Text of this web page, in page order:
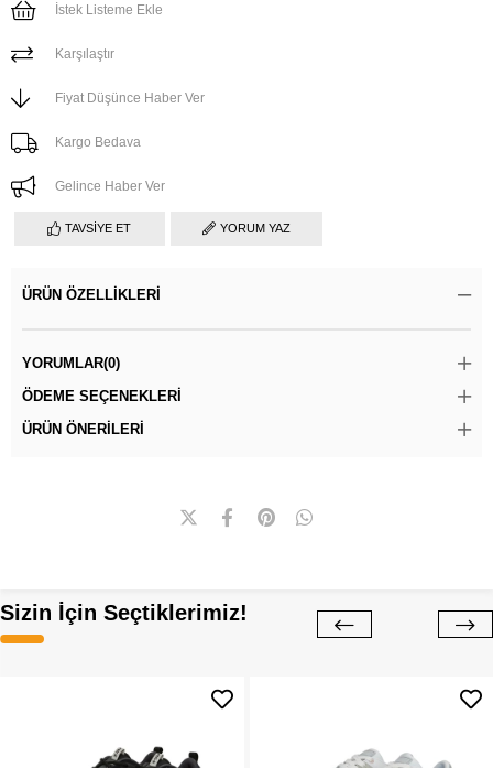
İstek Listeme Ekle
Karşılaştır
Fiyat Düşünce Haber Ver
Kargo Bedava
Gelince Haber Ver
TAVSIYE ET YORUM YAZ
ÜRÜN ÖZELLIKLERI
YORUMLAR(0)
ÖDEME SEÇENEKLERI
ÜRÜN ÖNERILERI
Sizin İçin Seçtiklerimiz!